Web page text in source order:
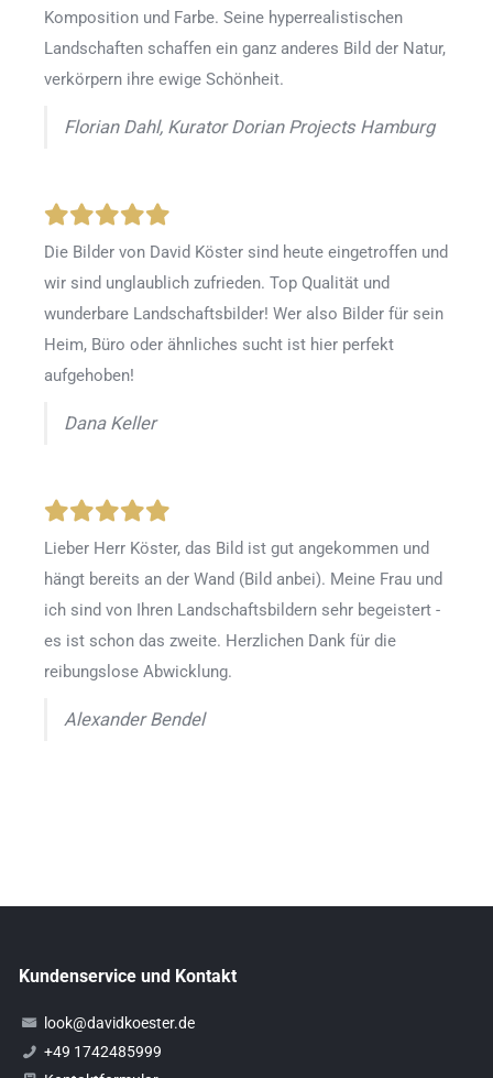
Komposition und Farbe. Seine hyperrealistischen
Landschaften schaffen ein ganz anderes Bild der Natur,
verkörpern ihre ewige Schönheit.
Florian Dahl, Kurator Dorian Projects Hamburg
Die Bilder von David Köster sind heute eingetroffen und
wir sind unglaublich zufrieden. Top Qualität und
wunderbare Landschaftsbilder! Wer also Bilder für sein
Heim, Büro oder ähnliches sucht ist hier perfekt
aufgehoben!
Dana Keller
Lieber Herr Köster, das Bild ist gut angekommen und
hängt bereits an der Wand (Bild anbei). Meine Frau und
ich sind von Ihren Landschaftsbildern sehr begeistert -
es ist schon das zweite. Herzlichen Dank für die
reibungslose Abwicklung.
Alexander Bendel
Kundenservice und Kontakt
look@davidkoester.de
+49 1742485999